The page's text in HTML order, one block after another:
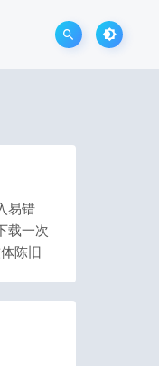
易错
载一次
陈旧